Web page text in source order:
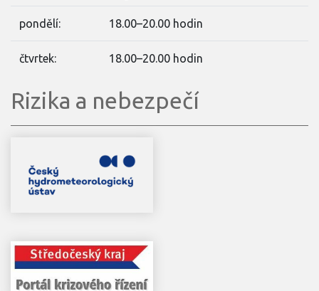
pondělí: 18.00–20.00 hodin
čtvrtek: 18.00–20.00 hodin
Rizika a nebezpečí